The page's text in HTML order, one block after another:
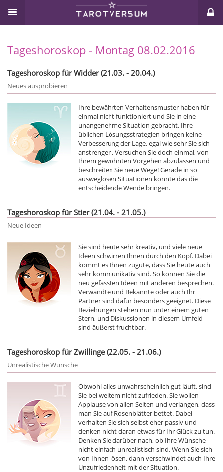
Tageshoroskop - Montag 08.02.2016
Tageshoroskop für Widder (21.03. - 20.04.)
Neues ausprobieren
Ihre bewährten Verhaltensmuster haben für
einmal nicht funktioniert und Sie in eine
unangenehme Situation gebracht. Ihre
üblichen Lösungsstrategien bringen keine
Verbesserung der Lage, egal wie sehr Sie sich
anstrengen. Versuchen Sie doch einmal, von
Ihrem gewohnten Vorgehen abzulassen und
beschreiten Sie neue Wege! Gerade in so
ausweglosen Situationen könnte das die
entscheidende Wende bringen.
Tageshoroskop für Stier (21.04. - 21.05.)
Neue Ideen
Sie sind heute sehr kreativ, und viele neue
Ideen schwirren Ihnen durch den Kopf. Dabei
kommt es Ihnen zugute, dass Sie heute auch
sehr kommunikativ sind. So können Sie die
neu gefassten Ideen mit anderen besprechen.
Verwandte und Bekannte oder auch Ihr
Partner sind dafür besonders geeignet. Diese
Beziehungen stehen nun unter einem guten
Stern, und Diskussionen in diesem Umfeld
sind äußerst fruchtbar.
Tageshoroskop für Zwillinge (22.05. - 21.06.)
Unrealistische Wünsche
Obwohl alles unwahrscheinlich gut läuft, sind
Sie bei weitem nicht zufrieden. Sie wollen
Applause von allen Seiten und verlangen, dass
man Sie auf Rosenblätter bettet. Dabei
verhalten Sie sich selbst eher passiv und
denken nicht daran etwas für Ihr Glück zu tun.
Denken Sie darüber nach, ob Ihre Wünsche
nicht einfach unrealistisch sind. Wenn Sie sich
von Ihnen lösen, dann verschwindet auch Ihre
Unzufriedenheit mit der Situation.